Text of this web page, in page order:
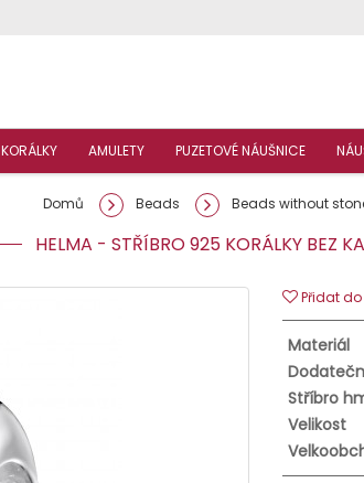
KORÁLKY AMULETY PUZETOVÉ NÁUŠNICE
Domů Beads Beads without
HELMA - STŘÍBRO 925 KORÁLKY BEZ
Přidat
Materiál
Stříbro
Velikost